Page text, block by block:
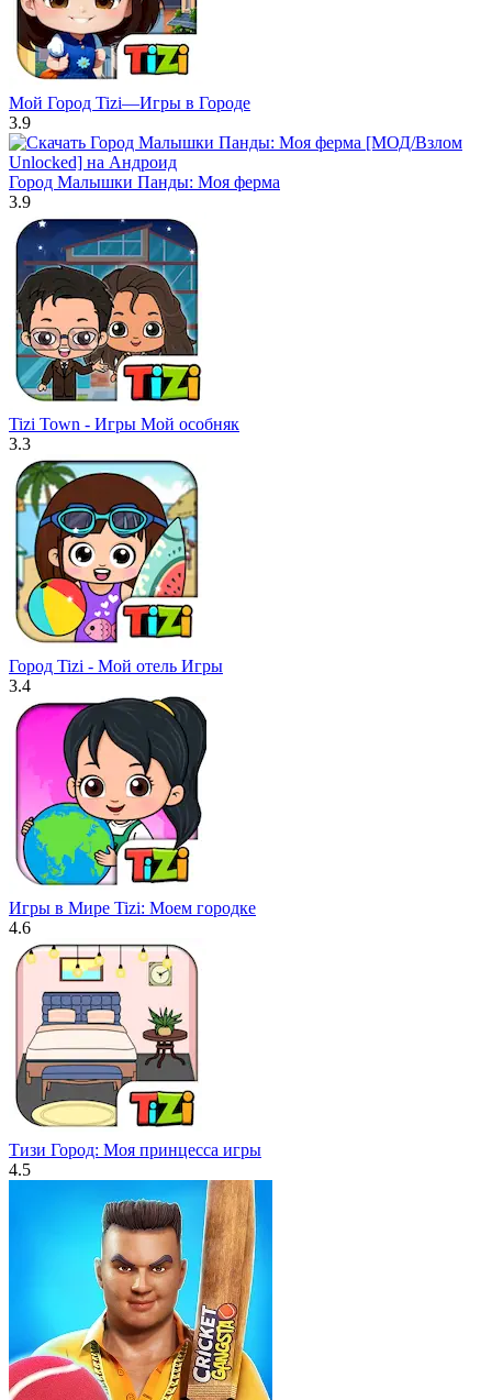
Мой Город Tizi—Игры в Городе
3.9
Город Малышки Панды: Моя ферма
3.9
Tizi Town - Игры Мой особняк
3.3
Город Tizi - Мой отель Игры
3.4
Игры в Мире Tizi: Моем городке
4.6
Тизи Город: Моя принцесса игры
4.5